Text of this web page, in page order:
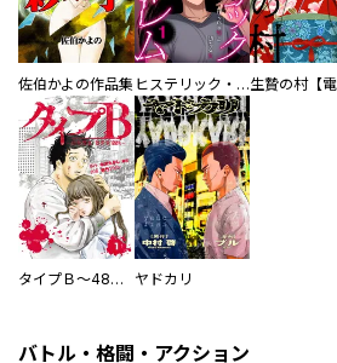
佐伯かよの作品集 ヒステリック・ハーレム～搾られる男と堕ちる女～【電子単行本版】
タイプＢ～48時間後、致死率100％～【単話】 ヤドカリ
バトル・格闘・アクション